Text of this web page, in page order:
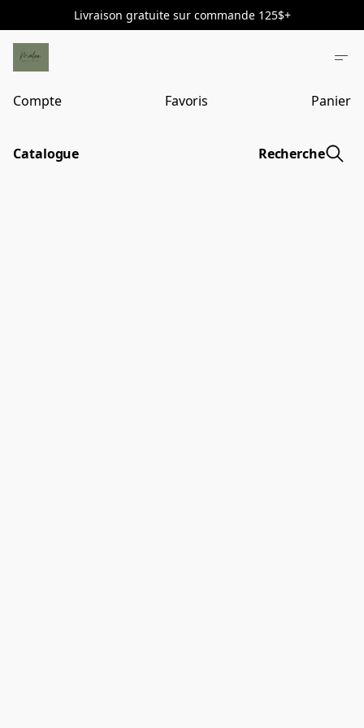
Livraison gratuite sur commande 125$+
Compte Favoris Panier
Catalogue Recherche